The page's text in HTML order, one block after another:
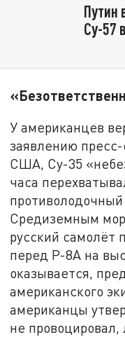
Путин
Су-57
У американцев
заявлению
США, Су-35
часа
Средиземным
русский самолёт
перед P-8A на
оказывается,
американского
американцы
не провоцировал,